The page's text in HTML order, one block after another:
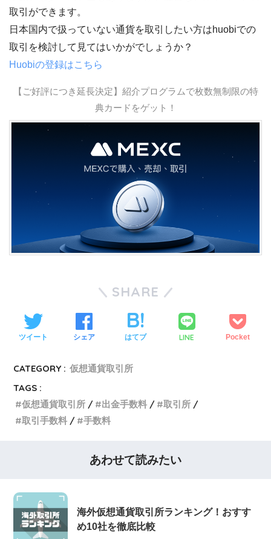
取引ができます。
日本国内で扱っていない通貨を取引したい方はhuobiでの
取引を検討して見てはいかがでしょうか？
Huobiの登録はこちら
【ご好評につき延長決定】紹介プログラムで枚数無制限の特
典カードをゲット！
SHARE
ツイート シェア はてブ LINE Pocket
CATEGORY : 仮想通貨取引所
TAGS :
仮想通貨取引所
出金手数料
取引所
取引手数料
手数料
あわせて読みたい
海外仮想通貨取引所ランキング！おすす
め10社を徹底比較